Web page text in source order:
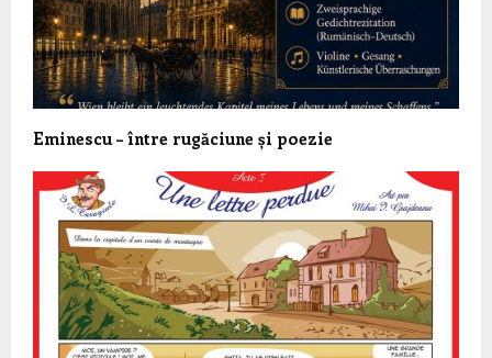
Eminescu – între rugăciune și poezie